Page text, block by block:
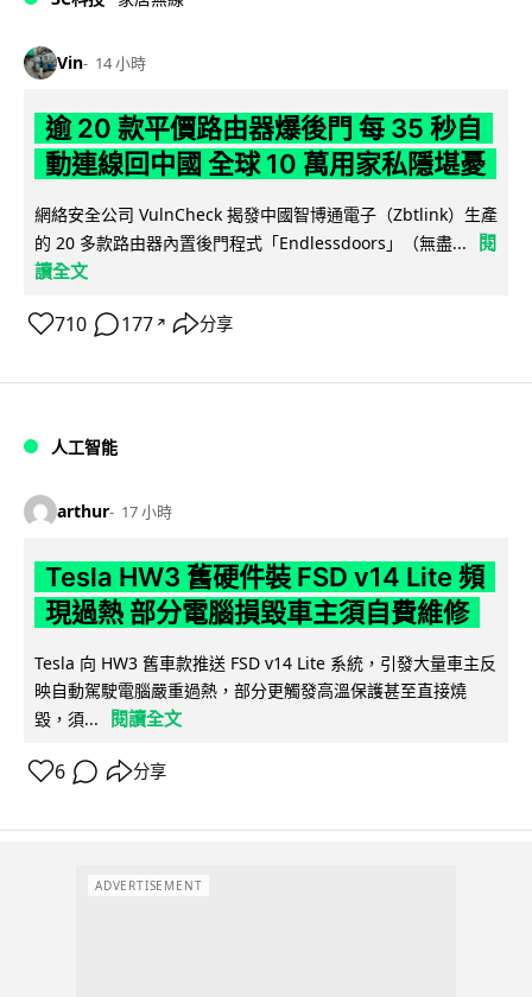
Vin 14 小時
逾 20 款平價路由器爆後門 每 35 秒自
動連線回中國 全球 10 萬用家私隱堪憂
網絡安全公司 VulnCheck 揭發中國智博通電子（Zbtlink）生產
的 20 多款路由器內置後門程式「Endlessdoors」（無盡...
閱
讀全文
710 177 ↗ 分享
人工智能
arthur 17 小時
Tesla HW3 舊硬件裝 FSD v14 Lite 頻
現過熱 部分電腦損毀車主須自費維修
Tesla 向 HW3 舊車款推送 FSD v14 Lite 系統，引發大量車主反
映自動駕駛電腦嚴重過熱，部分更觸發高溫保護甚至直接燒
毀，須...
閱讀全文
6 分享
ADVERTISEMENT